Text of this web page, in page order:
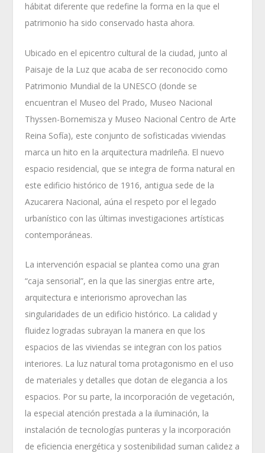
hábitat diferente que redefine la forma en la que el
patrimonio ha sido conservado hasta ahora.
Ubicado en el epicentro cultural de la ciudad, junto al
Paisaje de la Luz que acaba de ser reconocido como
Patrimonio Mundial de la UNESCO (donde se
encuentran el Museo del Prado, Museo Nacional
Thyssen-Bornemisza y Museo Nacional Centro de Arte
Reina Sofía), este conjunto de sofisticadas viviendas
marca un hito en la arquitectura madrileña. El nuevo
espacio residencial, que se integra de forma natural en
este edificio histórico de 1916, antigua sede de la
Azucarera Nacional, aúna el respeto por el legado
urbanístico con las últimas investigaciones artísticas
contemporáneas.
La intervención espacial se plantea como una gran
“caja sensorial”, en la que las sinergias entre arte,
arquitectura e interiorismo aprovechan las
singularidades de un edificio histórico. La calidad y
fluidez logradas subrayan la manera en que los
espacios de las viviendas se integran con los patios
interiores. La luz natural toma protagonismo en el uso
de materiales y detalles que dotan de elegancia a los
espacios. Por su parte, la incorporación de vegetación,
la especial atención prestada a la iluminación, la
instalación de tecnologías punteras y la incorporación
de eficiencia energética y sostenibilidad suman calidez a